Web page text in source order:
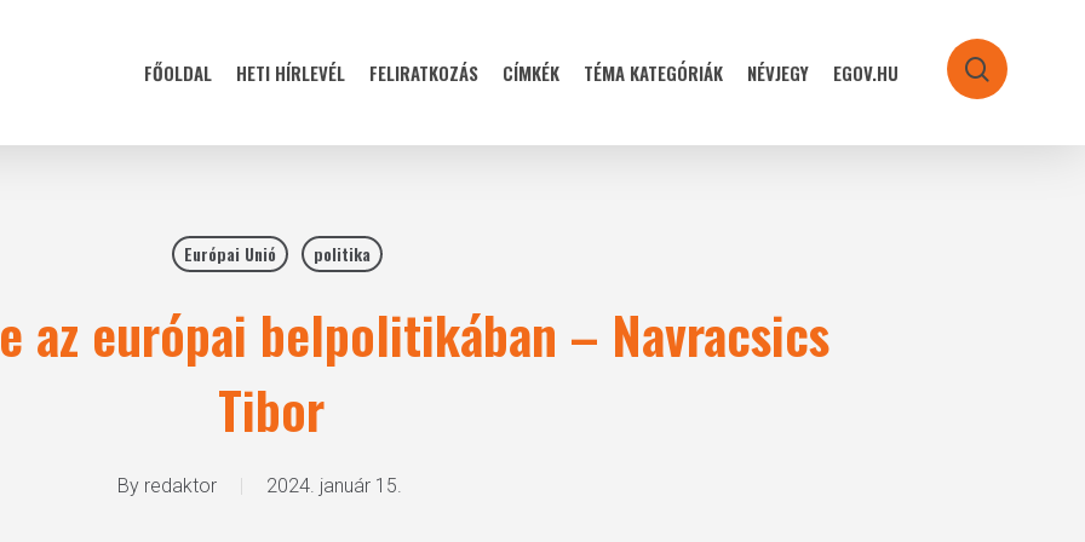
FŐOLDAL HETI HÍRLEVÉL FELIRATKOZÁS CÍMKÉK TÉMA KATEGÓRIÁK NÉVJEGY EGOV.HU search
Európai Unió politika
az európai belpolitikában – Navracsics
Tibor
By redaktor 2024. január 15.